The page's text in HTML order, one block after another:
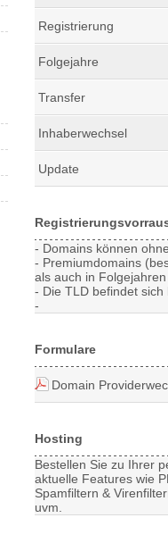
Registrierung
Folgejahre
Transfer
Inhaberwechsel
Update
- Domains können
- Premiumdomains
als auch in
- Die TLD befindet
-
Formulare
Domain
Hosting
Bestellen Sie zu Ihrer
aktuelle Features wie
Spamfiltern &
uvm.